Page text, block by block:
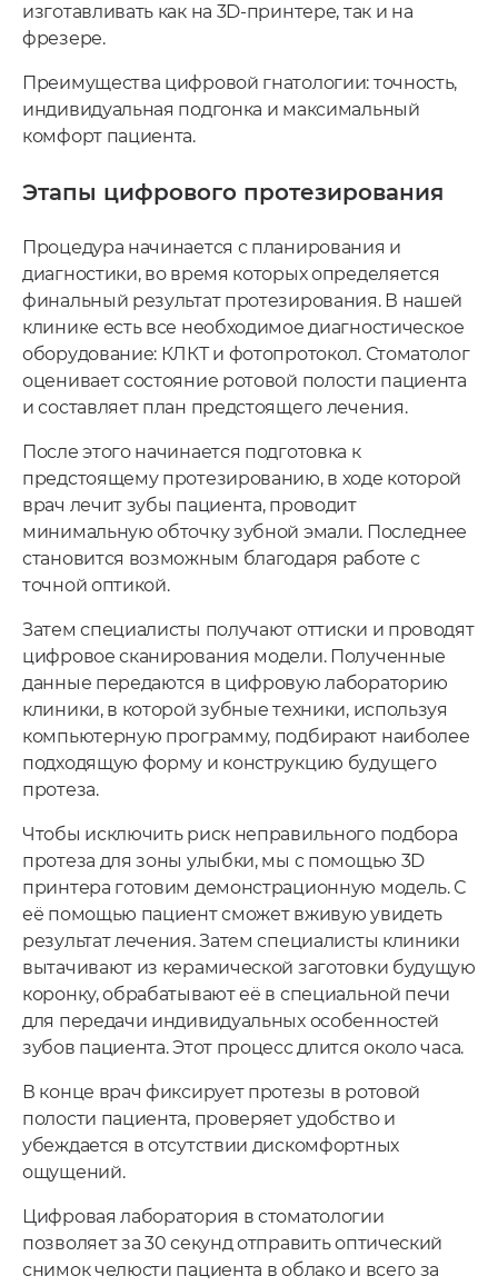
изготавливать как на 3D-принтере, так и на
фрезере.
Преимущества цифровой гнатологии: точность,
индивидуальная подгонка и максимальный
комфорт пациента.
Этапы цифрового протезирования
Процедура начинается с планирования и
диагностики, во время которых определяется
финальный результат протезирования. В нашей
клинике есть все необходимое диагностическое
оборудование: КЛКТ и фотопротокол. Стоматолог
оценивает состояние ротовой полости пациента
и составляет план предстоящего лечения.
После этого начинается подготовка к
предстоящему протезированию, в ходе которой
врач лечит зубы пациента, проводит
минимальную обточку зубной эмали. Последнее
становится возможным благодаря работе с
точной оптикой.
Затем специалисты получают оттиски и проводят
цифровое сканирования модели. Полученные
данные передаются в цифровую лабораторию
клиники, в которой зубные техники, используя
компьютерную программу, подбирают наиболее
подходящую форму и конструкцию будущего
протеза.
Чтобы исключить риск неправильного подбора
протеза для зоны улыбки, мы с помощью 3D
принтера готовим демонстрационную модель. С
её помощью пациент сможет вживую увидеть
результат лечения. Затем специалисты клиники
вытачивают из керамической заготовки будущую
коронку, обрабатывают её в специальной печи
для передачи индивидуальных особенностей
зубов пациента. Этот процесс длится около часа.
В конце врач фиксирует протезы в ротовой
полости пациента, проверяет удобство и
убеждается в отсутствии дискомфортных
ощущений.
Цифровая лаборатория в стоматологии
позволяет за 30 секунд отправить оптический
снимок челюсти пациента в облако и всего за